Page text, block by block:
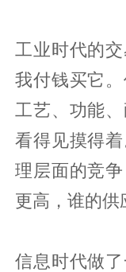
工业时代的
我付钱买它。
工艺、功能
看得见摸得
理层面的竞
更高，谁的供
信息时代做